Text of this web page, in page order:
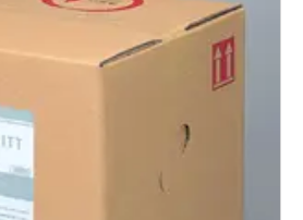
ログ一覧